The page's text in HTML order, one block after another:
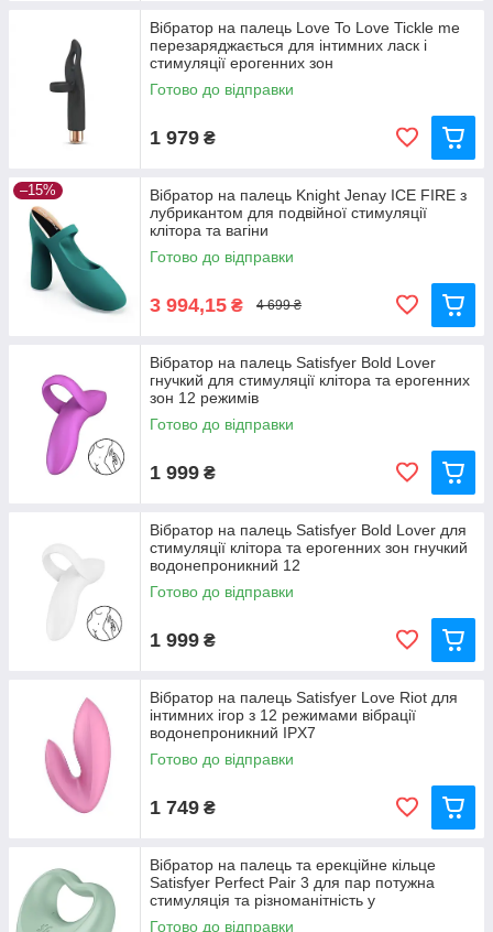
цінує мініатюрний дизайн та зручність зберігання.
Як вибрати вібратор на палець?
Віддавайте перевагу іграшкам із медичного силікону
Режими вібрації
Чим більше параметрів, тим легше підібрати
оптимальний режим для своїх переваг.
Водонепроникність
Для тих, хто хоче використовувати іграшку у ванній чи
душі.
та дозволяють легко спрямовувати вібрації.
Популярні функції вібраторів на палець
Багато режимів вібрації :
Від легкої пульсації до
потужних вібрацій.
Безшумна робота :Для комфортного використання
в будь-якій обстановці.
USB-заряджання:
системою заряджання.
Чому варто купити вібратори на палець у нашому
магазині?
Широкий асортимент:Ми пропонуємо моделі
різних форм, кольорів та функціональності.
Висока якість :
Лише сертифіковані товари від
перевірених виробників.
бюджету.
Доставка:
Швидка та конфіденційна доставка в
нейтральній упаковці.
Вібратор на палець Love To Love Tickle me
перезаряджається для інтимних ласк і
стимуляції ерогенних зон
Готово до відправки
1 979 ₴
–15%
Вібратор на палець Knight Jenay ICE FIRE з
лубрикантом для подвійної стимуляції
клітора та вагіни
Готово до відправки
3 994,15 ₴ 4 699 ₴
Вібратор на палець Satisfyer Bold Lover
гнучкий для стимуляції клітора та ерогенних
зон 12 режимів
Готово до відправки
1 999 ₴
Вібратор на палець Satisfyer Bold Lover для
стимуляції клітора та ерогенних зон гнучкий
водонепроникний 12
Готово до відправки
1 999 ₴
Вібратор на палець Satisfyer Love Riot для
інтимних ігор з 12 режимами вібрації
водонепроникний IPX7
Готово до відправки
1 749 ₴
Вібратор на палець та ерекційне кільце
Satisfyer Perfect Pair 3 для пар потужна
стимуляція та різноманітність у
Готово до відправки